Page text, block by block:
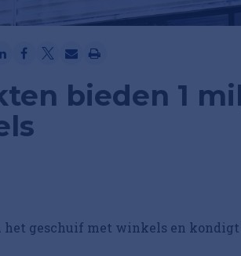
bieden 1
het geschuif met winkels en